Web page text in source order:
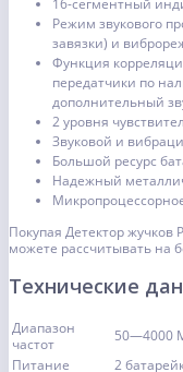
16-сегментный
Режим звукового
завязки) и
Функция
передатчики по
дополнительный
2 уровня
Звуковой и
Большой ресурс
Надежный
Покупая Детектор
можете рассчитывать на
Технические
Диапазон
частот
50—4000
Питание
2